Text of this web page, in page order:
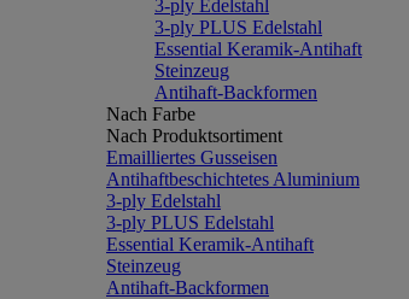
3-ply Edelstahl
3-ply PLUS Edelstahl
Essential Keramik-Antihaft
Steinzeug
Antihaft-Backformen
Nach Farbe
Nach Produktsortiment
Emailliertes Gusseisen
Antihaftbeschichtetes Aluminium
3-ply Edelstahl
3-ply PLUS Edelstahl
Essential Keramik-Antihaft
Steinzeug
Antihaft-Backformen